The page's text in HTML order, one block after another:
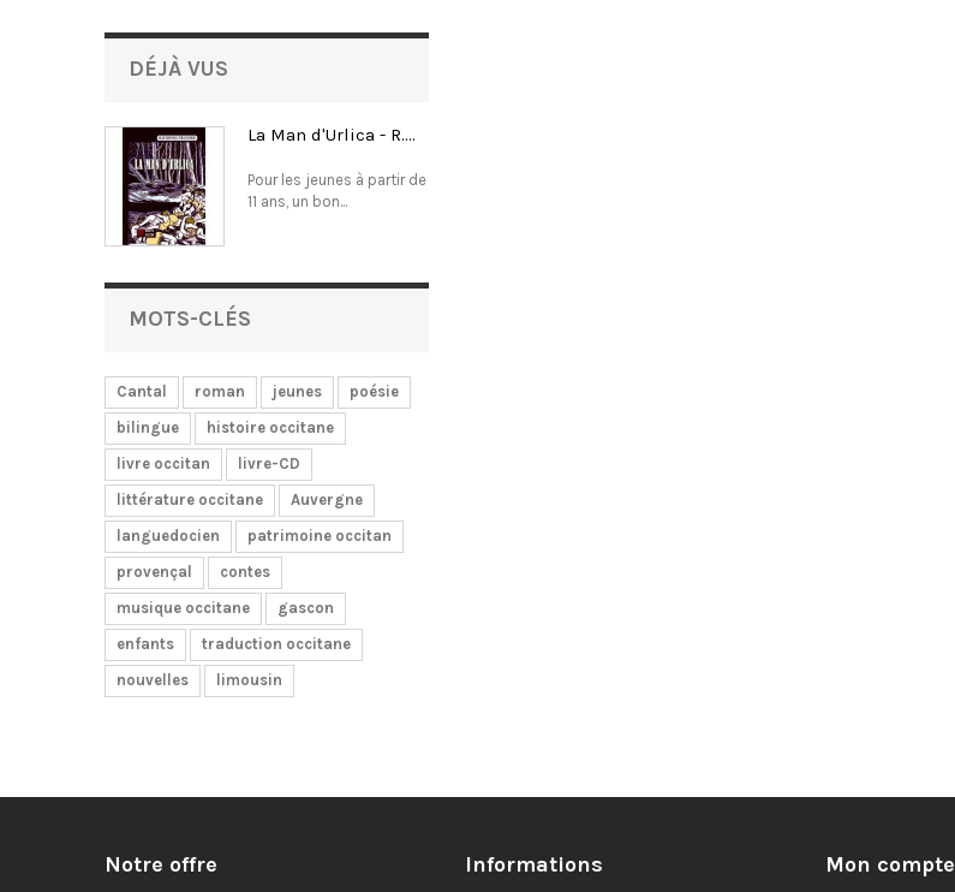
DÉJÀ VUS
La Man d'Urlica - R....
Pour les jeunes à partir de
11 ans, un bon...
MOTS-CLÉS
Cantal roman jeunes
poésie
bilingue
histoire occitane
livre occitan
livre-CD
littérature occitane
Auvergne
languedocien
patrimoine occitan
provençal
contes
musique occitane
gascon
enfants
traduction occitane
nouvelles
limousin
Notre offre Informations Mon compte